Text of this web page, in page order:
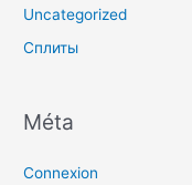
Uncategorized
Сплиты
Méta
Connexion